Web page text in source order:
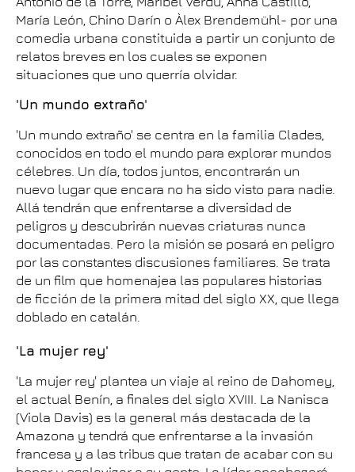
María León, Chino Darín o Àlex Brendemühl- por una
comedia urbana constituida a partir un conjunto de
relatos breves en los cuales se exponen
situaciones que uno querría olvidar.
'Un mundo extraño'
'Un mundo extraño' se centra en la familia Clades,
conocidos en todo el mundo para explorar mundos
célebres. Un día, todos juntos, encontrarán un
nuevo lugar que encara no ha sido visto para nadie.
Allá tendrán que enfrentarse a diversidad de
peligros y descubrirán nuevas criaturas nunca
documentadas. Pero la misión se posará en peligro
por las constantes discusiones familiares. Se trata
de un film que homenajea las populares historias
de ficción de la primera mitad del siglo XX, que llega
doblado en catalán.
'La mujer rey'
'La mujer rey' plantea un viaje al reino de Dahomey,
el actual Benín, a finales del siglo XVIII. La Nanisca
(Viola Davis) es la general más destacada de la
Amazona y tendrá que enfrentarse a la invasión
francesa y a las tribus que tratan de acabar con su